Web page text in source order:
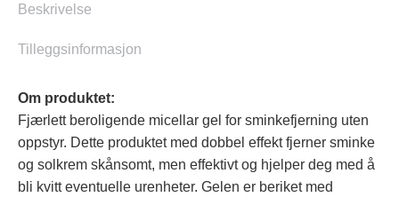
Beskrivelse
Tilleggsinformasjon
Om produktet:
Fjærlett beroligende micellar gel for sminkefjerning uten
oppstyr. Dette produktet med dobbel effekt fjerner sminke
og solkrem skånsomt, men effektivt og hjelper deg med å
bli kvitt eventuelle urenheter. Gelen er beriket med